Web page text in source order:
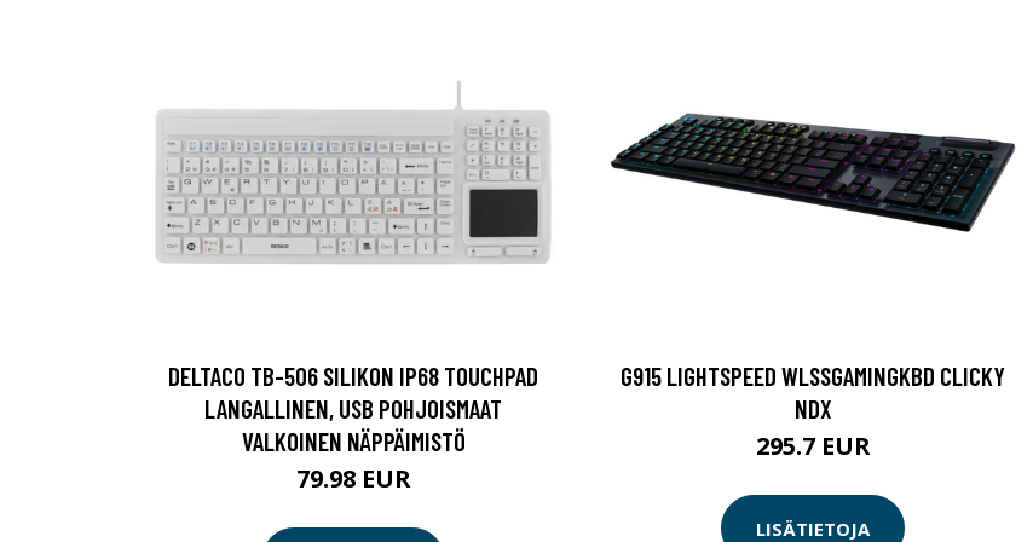
DELTACO TB-506 SILIKON IP68 TOUCHPAD
LANGALLINEN, USB POHJOISMAAT
VALKOINEN NÄPPÄIMISTÖ
79.98 EUR
G915 LIGHTSPEED WLSSGAMINGKBD CLICKY
NDX
295.7 EUR
LISÄTIETOJA